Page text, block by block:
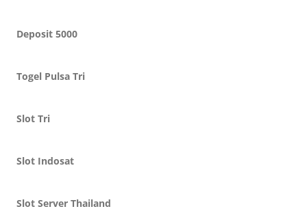
Deposit 5000
Togel Pulsa Tri
Slot Tri
Slot Indosat
Slot Server Thailand